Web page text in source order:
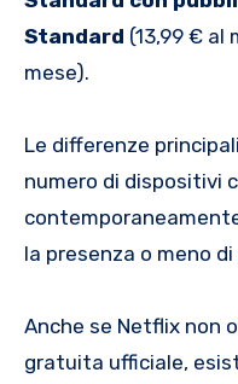
Standard (13,99 € al
mese).
Le differenze
numero di dispositivi
la presenza o meno
Anche se Netflix non
gratuita ufficiale,